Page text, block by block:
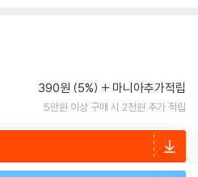
390원 (5%) 마니아추가적립
5만원 이상 구매 시 2천원 추가 적립